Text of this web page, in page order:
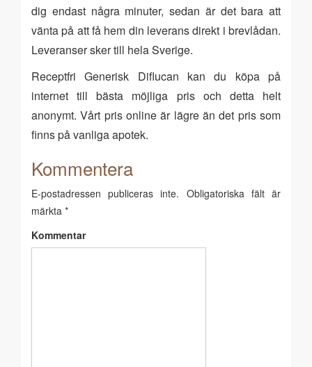
dig endast några minuter, sedan är det bara att
vänta på att få hem din leverans direkt i brevlådan.
Leveranser sker till hela Sverige.
Receptfri Generisk Diflucan kan du köpa på
internet till bästa möjliga pris och detta helt
anonymt. Vårt pris online är lägre än det pris som
finns på vanliga apotek.
Kommentera
E-postadressen publiceras inte. Obligatoriska fält är
märkta *
Kommentar